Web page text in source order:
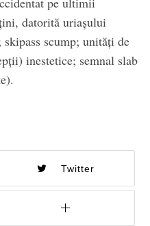
datorită uriașului
scump; unități de
inestetice; semnal slab
Twitter